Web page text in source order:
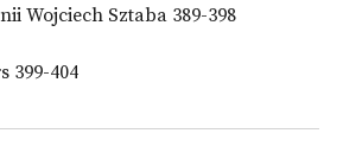
Wojciech Sztaba 389-398
399-404